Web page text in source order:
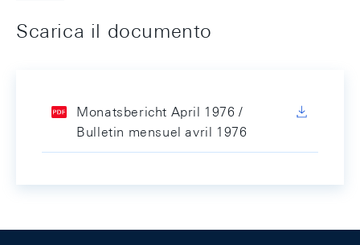
Scarica il documento
Monatsbericht April 1976 /
Bulletin mensuel avril 1976